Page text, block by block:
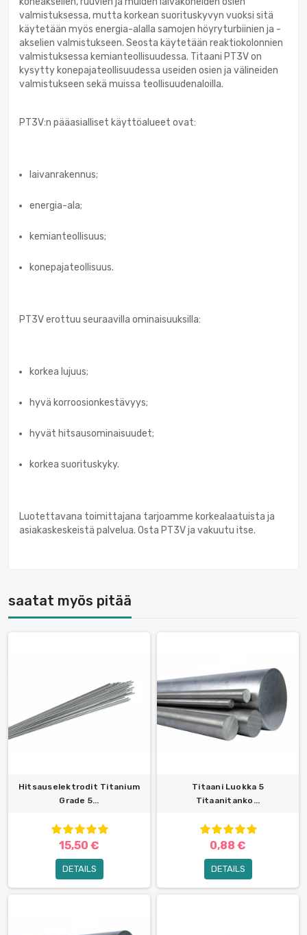
valmistuksessa, mutta korkean suorituskyvyn vuoksi sitä
käytetään myös energia-alalla samojen höyryturbiinien ja -
akselien valmistukseen. Seosta käytetään reaktiokolonnien
valmistuksessa kemianteollisuudessa. Titaani PT3V on
kysytty konepajateollisuudessa useiden osien ja välineiden
valmistukseen sekä muissa teollisuudenaloilla.
PT3V:n pääasialliset käyttöalueet ovat:
laivanrakennus;
energia-ala;
kemianteollisuus;
konepajateollisuus.
PT3V erottuu seuraavilla ominaisuuksilla:
korkea lujuus;
hyvä korroosionkestävyys;
hyvät hitsausominaisuudet;
korkea suorituskyky.
Luotettavana toimittajana tarjoamme korkealaatuista ja
asiakaskeskeistä palvelua. Osta PT3V ja vakuutu itse.
saatat myös pitää
Hitsauselektrodit Titanium
Grade 5...
15,50 €
DETAILS
Titaani Luokka 5
Titaanitanko...
0,88 €
DETAILS